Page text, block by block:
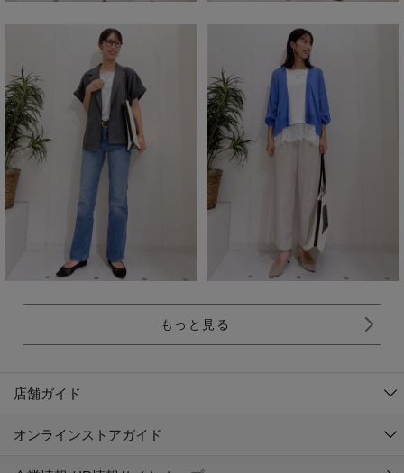
もっと見る
店舗ガイド
オンラインストアガイド